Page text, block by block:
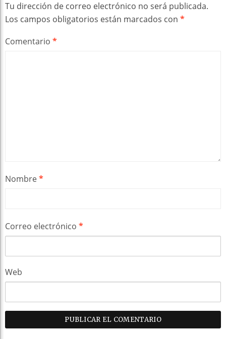
Tu dirección de correo electrónico no será publicada.
Los campos obligatorios están marcados con *
Comentario *
Nombre*
Correo electrónico *
Web